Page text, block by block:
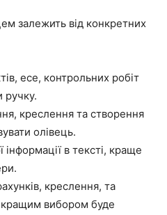
залежить від конкретних
есе, контрольних робіт
ручку.
креслення та створення
олівець.
в тексті, краще
креслення, та
вибором буде